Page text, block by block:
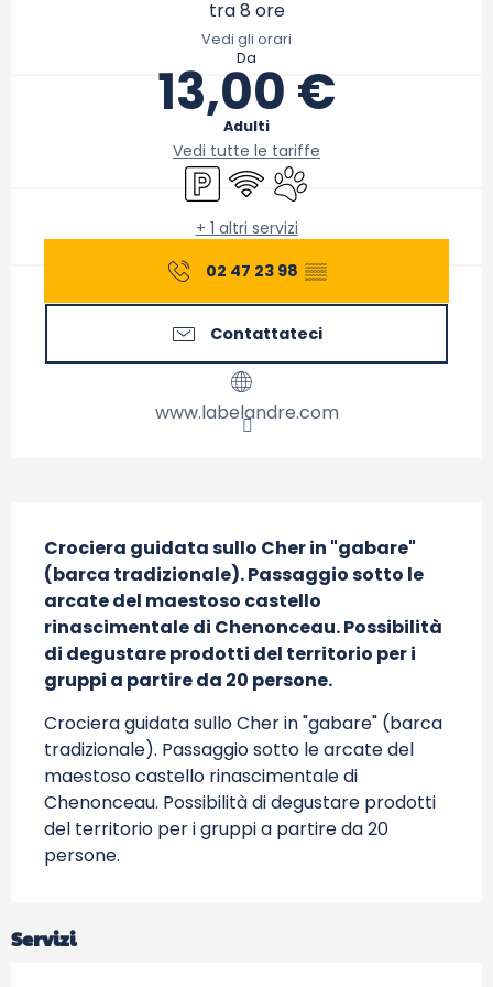
tra 8 ore
Vedi gli orari
Da
13,00 €
Adulti
Vedi tutte le tariffe
Parcheggio
Wi-Fi Animali ammessi
+ 1 altri servizi
02 47 23 98 ▒▒
Contattateci
www.labelandre.com
Crociera guidata sullo Cher in "gabare"
(barca tradizionale). Passaggio sotto le
arcate del maestoso castello
rinascimentale di Chenonceau. Possibilità
di degustare prodotti del territorio per i
gruppi a partire da 20 persone.
Crociera guidata sullo Cher in "gabare" (barca
tradizionale). Passaggio sotto le arcate del
maestoso castello rinascimentale di
Chenonceau. Possibilità di degustare prodotti
del territorio per i gruppi a partire da 20
persone.
Servizi